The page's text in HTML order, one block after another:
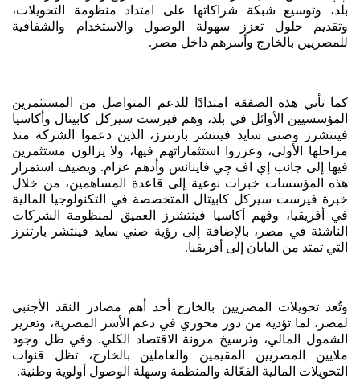
بلد، وتوسيع شبكة شراكاتها على امتداد منظومة التحويلات،
وتقديم حلول تعزز سهولة الوصول والاستخدام والشفافية
للمصريين بالخارج وأسرهم داخل مصر.
كما تأتي هذه الصفقة امتدادًا للدعم المتواصل من المستثمرين
المؤسسيين الأوائل في بلد، وهم فيرست سيركل كابيتال وأكاسيا
فينتشرز وصني سايد فينتشر بارتنرز، الذين دعموا الشركة منذ
مراحلها الأولى، وعززوا استثماراتهم فيها، ولا يزالون مستثمرين
فيها إلى جانب إي اف چي فاينانس وأدهم عزام. ويضيف استمرار
هذه المؤسسات خبرات نوعية إلى قاعدة المساهمين، من خلال
خبرة فيرست سيركل كابيتال المتخصصة في التكنولوجيا المالية
في أفريقيا، وفهم أكاسيا فينتشرز العميق لمنظومة الشركات
الناشئة في مصر، بالإضافة إلى رؤية صني سايد فينتشر بارتنرز
التي تمتد من اليابان إلى أفريقيا.
وتُعد تحويلات المصريين بالخارج أحد أهم مصادر النقد الأجنبي
لمصر، لما تؤديه من دور محوري في دعم الأسر المصرية، وتعزيز
الشمول المالي، وترسيخ مرونة الاقتصاد الكلي. وفي ظل وجود
ملايين المصريين المقيمين والعاملين بالخارج، تظل قنوات
التحويلات المالية الفعّالة والمنظمة وسهلة الوصول أولوية وطنية.